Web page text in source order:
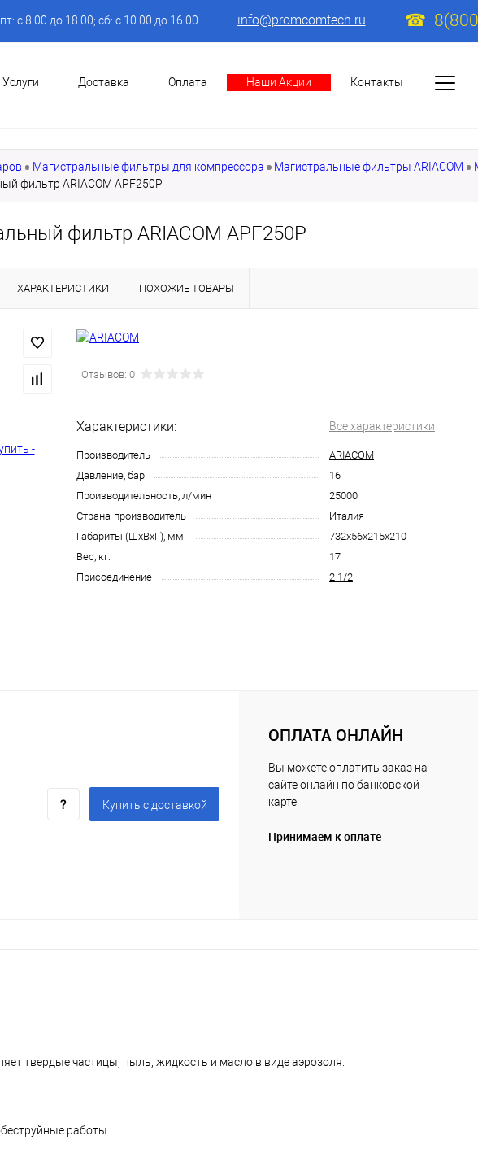
с 8.00 до 18.00; сб: с 10.00 до 16.00 info@promcomtech.ru
Услуги Доставка Оплата Наши Акции Контакты
Магистральные фильтры для компрессора Магистральные фильтры ARIACOM
фильтр ARIACOM APF250P
фильтр ARIACOM APF250P
ХАРАКТЕРИСТИКИ ПОХОЖИЕ ТОВАРЫ
Отзывов: 0
Характеристики: Все характеристики
Производитель
ARIACOM
Давление, бар
16
Производительность, л/мин
25000
Страна-производитель
Италия
Габариты (ШхВхГ), мм.
732х56х215х210
Вес, кг.
17
Присоединение
2 1/2
Купить c доставкой
ОПЛАТА ОНЛАЙН
Вы можете оплатить заказ на
сайте онлайн по банковской
карте!
Принимаем к оплате
твердые частицы, пыль, жидкость и масло в виде аэрозоля.
работы.